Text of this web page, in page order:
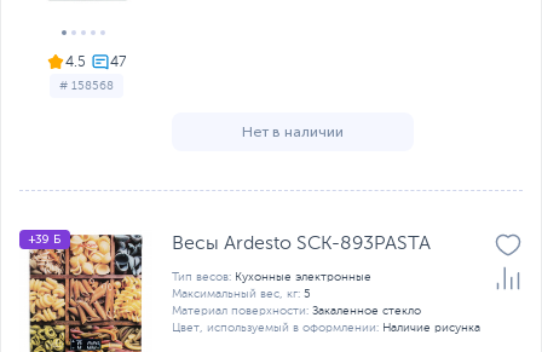
4.5
# 158568
Нет в наличии
+39 Б Весы Ardesto SCK-893PASTA
Тип весов: Кухонные электронные
Максимальный вес, кг: 5
Материал поверхности: Закаленное стекло
Цвет, используемый в оформлении: Наличие рисунка